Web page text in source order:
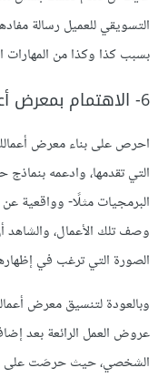
التسويقي للعميل رسالة
بسبب كذا وكذا من المهارات
6- الاهتمام بمعرض أعمالك
احرص على بناء معرض
التي تقدمها، وادعمه
البرمجيات مثلًا- وواقعية
وصف تلك الأعمال،
الصورة التي ترغب في
وبالعودة لتنسيق معرض
عروض العمل الرائعة بعد
الشخصي، حيث حرصَت على